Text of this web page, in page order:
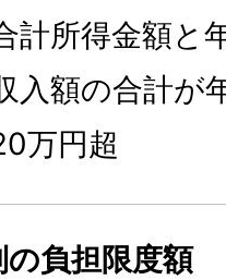
計所得金額と
入額の合計が
万円超
負担限度額